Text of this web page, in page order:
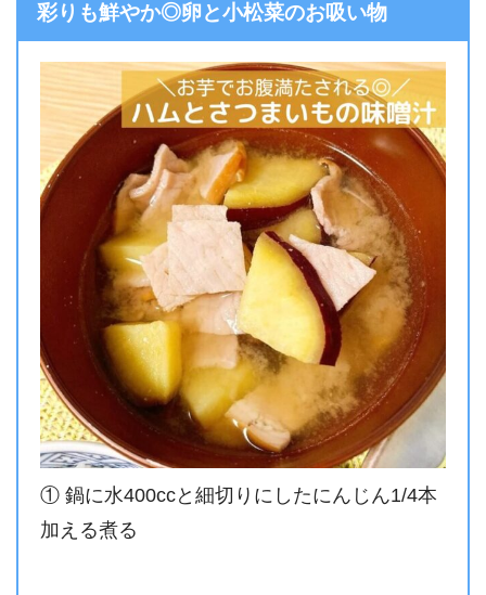
彩りも鮮やか◎卵と小松菜のお吸い物
① 鍋に水400ccと細切りにしたにんじん1/4本
加える煮る